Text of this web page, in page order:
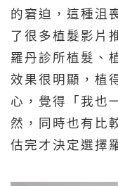
的窘迫，這種沮
了很多植髮影片
羅丹診所植髮、
效果很明顯，植
心，覺得「我也
然，同時也有比
估完才決定選擇